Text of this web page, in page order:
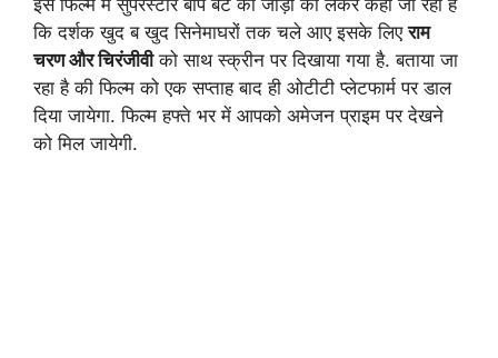
इस फिल्म में सुपरस्टार बाप बेटे की जोड़ी को लेकर कहा जा रहा है
कि दर्शक खुद ब खुद सिनेमाघरों तक चले आए इसके लिएराम
चरण और चिरंजीवीको साथ स्क्रीन पर दिखाया गया है. बताया जा
रहा है की फिल्म को एक सप्ताह बाद ही ओटीटी प्लेटफार्म पर डाल
दिया जायेगा. फिल्म हफ्ते भर में आपको अमेजन प्राइम पर देखने
को मिल जायेगी.